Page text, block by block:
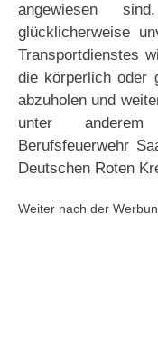
angewiesen
glücklicherweise
Transportdienstes
die körperlich oder
abzuholen und
unter
Berufsfeuerwehr
Deutschen Roten
Weiter nach der